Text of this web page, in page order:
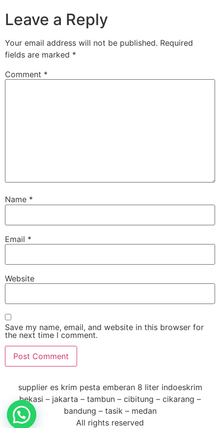
Leave a Reply
Your email address will not be published. Required
fields are marked *
Comment *
Name *
Email *
Website
Save my name, email, and website in this browser for
the next time I comment.
supplier es krim pesta emberan 8 liter indoeskrim
bekasi – jakarta – tambun – cibitung – cikarang –
bandung – tasik – medan
All rights reserved